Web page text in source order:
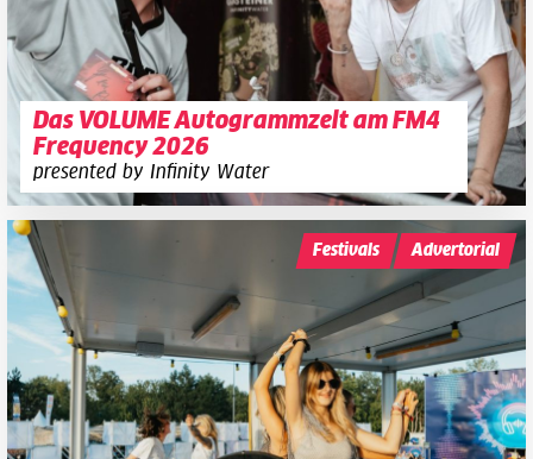
Das VOLUME Autogrammzelt am FM4
Frequency 2026
presented by Infinity Water
Festivals Advertorial